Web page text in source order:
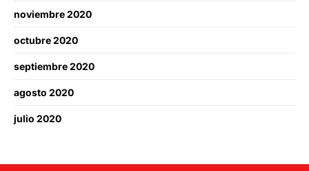
noviembre 2020
octubre 2020
septiembre 2020
agosto 2020
julio 2020